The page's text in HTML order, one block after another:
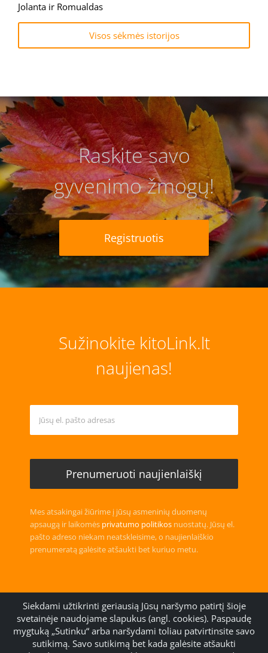
Jolanta ir Romualdas
Visos sėkmės istorijos
Raskite savo
gyvenimo žmogų!
Registruotis
Sužinokite kitoLink.lt
naujienas!
Mes atsakingai žiūrime į jūsų asmeninių duomenų
apsaugą ir laikomės privatumo politikos nuostatų. Jūsų el.
pašto adreso niekam neatskleisime, o naujienlaiškio
prenumeratą galėsite atšaukti bet kuriuo metu.
Handmade with
Community Template
© 2006 ( kathTreff) -2026 Gudrun Kugler
Siekdami užtikrinti geriausią Jūsų naršymo patirtį šioje
svetainėje naudojame slapukus (angl. cookies). Paspaudę
mygtuką „Sutinku“ arba naršydami toliau patvirtinsite savo
sutikimą. Savo sutikimą bet kada galėsite atšaukti